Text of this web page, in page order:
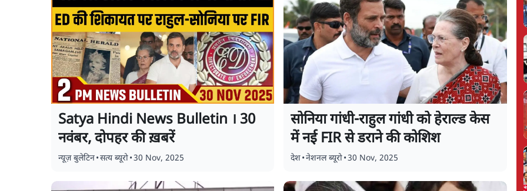
Satya Hindi News Bulletin । 30
नवंबर, दोपहर की ख़बरें
न्यूज़ बुलेटिन•सत्य ब्यूरो•30 Nov, 2025
सोनिया गांधी-राहुल गांधी को हेराल्ड केस
में नई FIR से डराने की कोशिश
देश•नेशनल ब्यूरो•30 Nov, 2025